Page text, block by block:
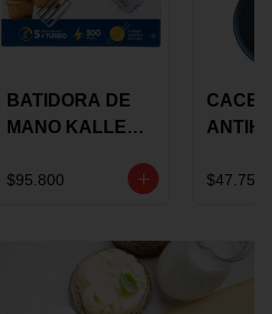
BATIDORA DE
MANO KALLEY
VELOCIDADES
$95.800
TAPA
$47.750